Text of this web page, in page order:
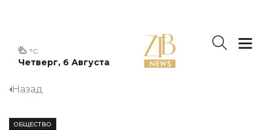
Четверг, 6 Августа
°C
Назад
ОБЩЕСТВО